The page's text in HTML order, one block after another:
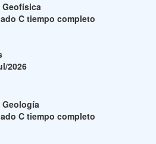
C tiempo completo
2026
C tiempo completo